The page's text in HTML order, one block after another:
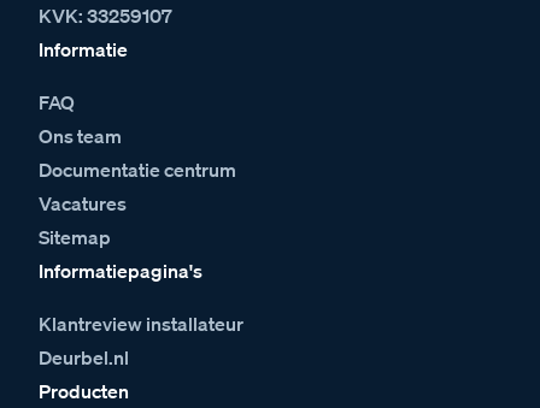
KVK: 33259107
Informatie
FAQ
Ons team
Documentatie centrum
Vacatures
Sitemap
Informatiepagina's
Klantreview installateur
Deurbel.nl
Producten